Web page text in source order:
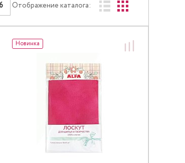
Отображение каталога:
Новинка